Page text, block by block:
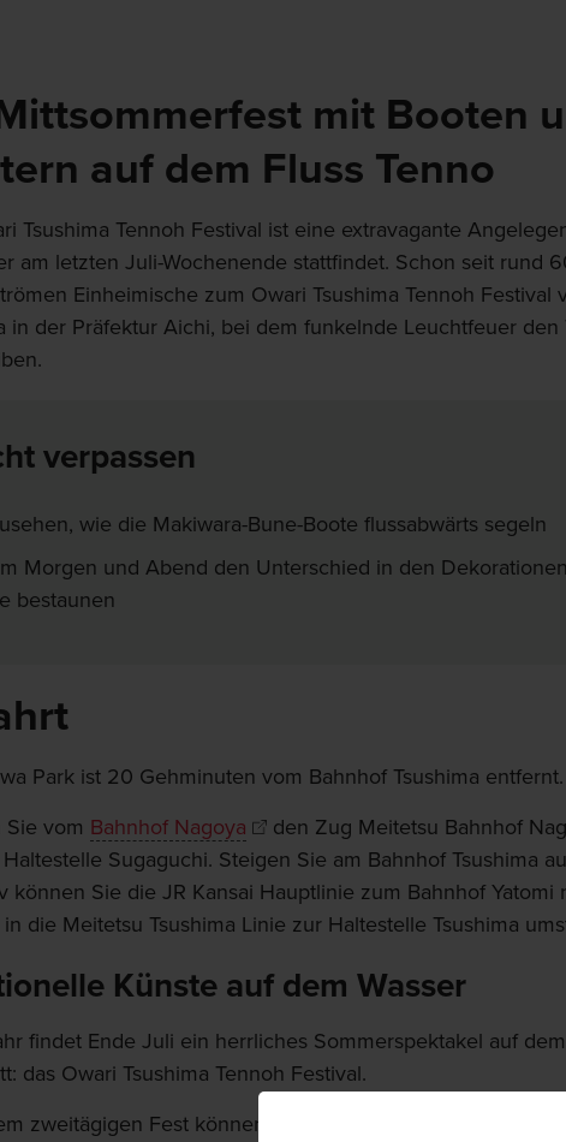
mit Booten
auf dem Fluss Tenno
Tsushima Tennoh Festival ist eine extravagante
am letzten Juli-Wochenende stattfindet. Schon seit rund
Einheimische zum Owari Tsushima Tennoh Festival
in der Präfektur Aichi, bei dem funkelnde Leuchtfeuer den
verpassen
wie die Makiwara-Bune-Boote flussabwärts segeln
Morgen und Abend den Unterschied in den
bestaunen
Park ist 20 Gehminuten vom Bahnhof Tsushima entfernt.
vom Bahnhof Nagoya
den Zug Meitetsu Bahnhof
Sugaguchi. Steigen Sie am Bahnhof Tsushima
können Sie die JR Kansai Hauptlinie zum Bahnhof Yatomi
die Meitetsu Tsushima Linie zur Haltestelle Tsushima
Künste auf dem Wasser
findet Ende Juli ein herrliches Sommerspektakel auf
das Owari Tsushima Tennoh Festival.
zweitägigen Fest können Sie Feuerwerke über dem